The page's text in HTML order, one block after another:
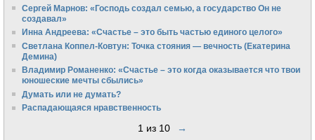
Сергей Марнов: «Господь создал семью, а государство Он не
создавал»
Инна Андреева: «Счастье – это быть частью единого целого»
Светлана Коппел-Ковтун: Точка стояния — вечность (Екатерина
Демина)
Владимир Романенко: «Счастье – это когда оказывается что твои
юношеские мечты сбылись»
Думать или не думать?
Распадающаяся нравственность
1 из 10 →